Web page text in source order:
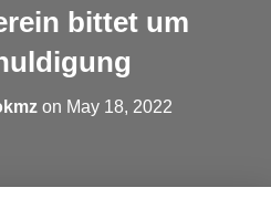
bittet um
on May 18, 2022